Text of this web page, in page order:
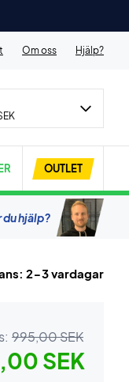
Om oss Hjälp?
OUTLET
hjälp?
2-3 vardagar
995,00 SEK
SEK